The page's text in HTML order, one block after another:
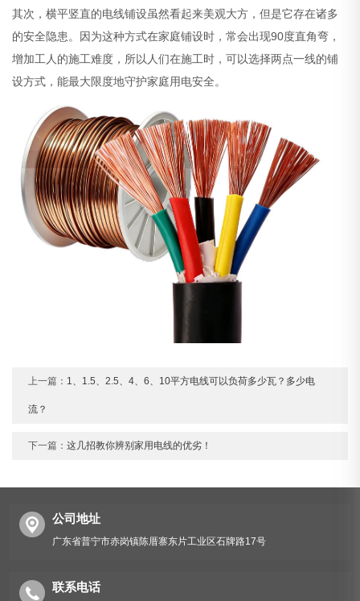
其次，横平竖直的电线铺设虽然看起来美观大方，但是它存在诸多
的安全隐患。因为这种方式在家庭铺设时，常会出现90度直角弯，
增加工人的施工难度，所以人们在施工时，可以选择两点一线的铺
设方式，能最大限度地守护家庭用电安全。
上一篇： 1、1.5、2.5、4、6、10平方电线可以负荷多少瓦？多少电
流？
下一篇：这几招教你辨别家用电线的优劣！
公司地址
广东省普宁市赤岗镇陈厝寨东片工业区石牌路17号
联系电话